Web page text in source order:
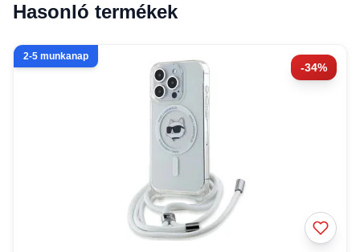
Hasonló termékek
-34%
2-5 munkanap